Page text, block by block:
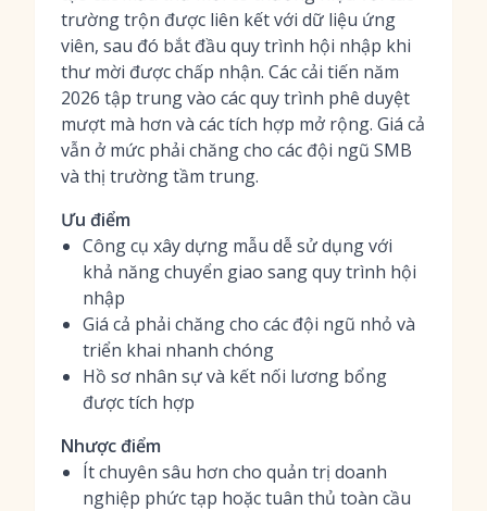
trường trộn được liên kết với dữ liệu ứng
viên, sau đó bắt đầu quy trình hội nhập khi
thư mời được chấp nhận. Các cải tiến năm
2026 tập trung vào các quy trình phê duyệt
mượt mà hơn và các tích hợp mở rộng. Giá cả
vẫn ở mức phải chăng cho các đội ngũ SMB
và thị trường tầm trung.
Ưu điểm
Công cụ xây dựng mẫu dễ sử dụng với
khả năng chuyển giao sang quy trình hội
nhập
Giá cả phải chăng cho các đội ngũ nhỏ và
triển khai nhanh chóng
Hồ sơ nhân sự và kết nối lương bổng
được tích hợp
Nhược điểm
Ít chuyên sâu hơn cho quản trị doanh
nghiệp phức tạp hoặc tuân thủ toàn cầu